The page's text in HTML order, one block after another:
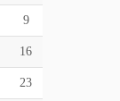
9
16
23